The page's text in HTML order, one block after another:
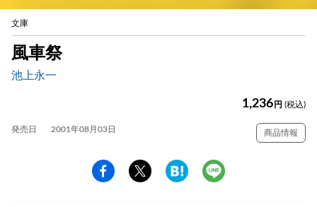
文庫
風車祭
池上永一
1,236 円 (税込)
発売日 2001年08月03日 商品情報